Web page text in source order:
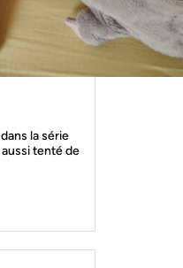
la série
aussi tenté de